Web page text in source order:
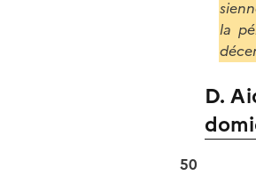
la
D.
50